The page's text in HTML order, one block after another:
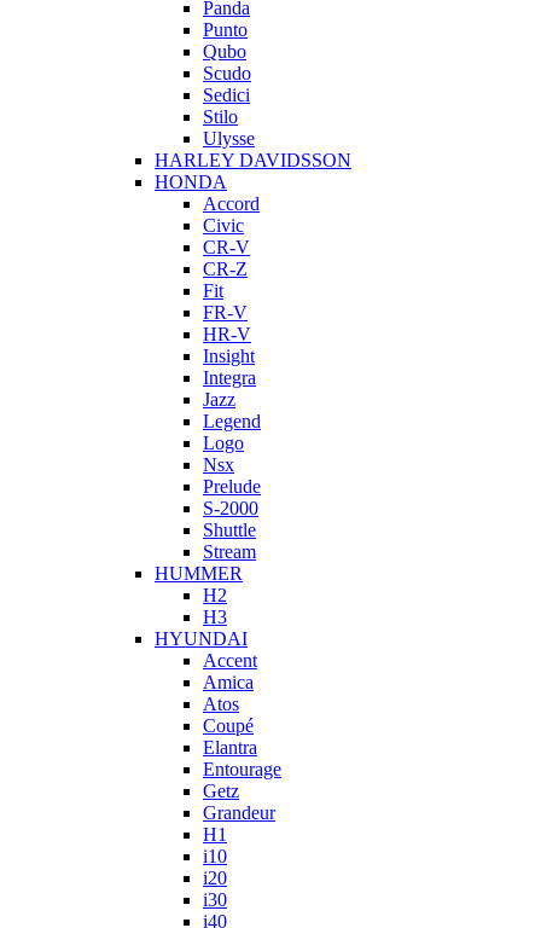
Panda
Punto
Qubo
Scudo
Sedici
Stilo
Ulysse
HARLEY DAVIDSSON
HONDA
Accord
Civic
CR-V
CR-Z
Fit
FR-V
HR-V
Insight
Integra
Jazz
Legend
Logo
Nsx
Prelude
S-2000
Shuttle
Stream
HUMMER
H2
H3
HYUNDAI
Accent
Amica
Atos
Coupé
Elantra
Entourage
Getz
Grandeur
H1
i10
i20
i30
i40